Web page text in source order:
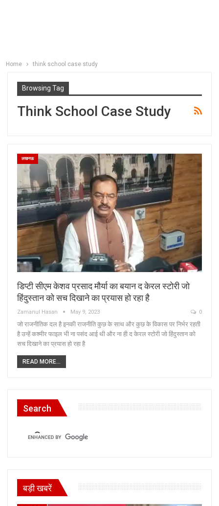
Home think school case study
Browsing Tag
Think School Case Study
लखनऊ
डिप्टी सीएम केशव प्रसाद मौर्या का बयान द केरल स्टोरी जो
हिंदुस्तान को सच दिखाने का प्रयास हो रहा है
Zamanul Hasan May 9, 2023 0
जो राजनीतिक दल है इनकी राजनीति कुछ के साथ और कुछ के विकास पर निर्भर रहती
है उन्हें कश्मीर फाइल भी ना पसंद आई थी और ना ही द केरल स्टोरी जो हिंदुस्तान को
सच दिखाने का प्रयास हो रहा है
READ MORE...
Search
बड़ी खबरें